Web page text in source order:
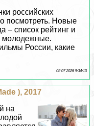
российских
посмотреть. Новые
– список рейтинг и
молодежные.
России, какие
03 07 2026 9:34:10
), 2017
на